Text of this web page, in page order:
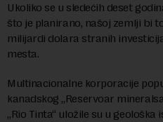
Ukoliko se u sledećih deset
što je planirano, našoj zemlji bi
milijardi dolara stranih
mesta.
Multinacionalne korporacije
kanadskog „Reservoar
„Rio Tinta“ uložile su u